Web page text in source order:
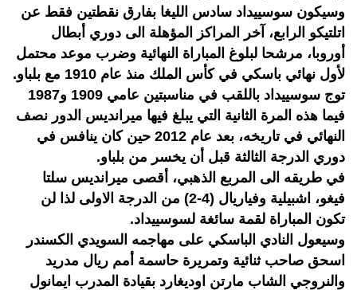
وسيكون سوسييداد سادس الليغا بفارق نقطتين فقط عن
اتلتيكو الرابع، آخر المراكز المؤهلة الى دوري أبطال
أوروبا، مرشحا لبلوغ المباراة النهائية وضرب موعد محتمل
لأول نهائي باسكي في كأس الملك منذ عام 1910 مع بلباو.
توج سوسييداد باللقب في مناسبتين عامي 1909 و1987
فيما هذه المرة الثانية التي يبلغ فيها ميرانديس الدور نصف
النهائي في تاريخه، بعد عام 2012 حين كان ينافس في
دوري الدرجة الثالثة قبل أن يخسر من بلباو.
في طريقه الى المربع الذهبي، أقصى ميرانديس سلتا
فيغو، اشبيلية وفياريال (4-2) من الدرجة الاولى لذا لن
تكون المباراة لقمة سائغة لسوسييداد.
وسيعول النادي الباسكي على مهاجمه السويدي الكسندر
اسحق صاحب ثنائية وتمريرة حاسمة أمم ريال مدريد
والنروجي الشاب مارتن اوديغارد بقيادة المدرب ايمانول